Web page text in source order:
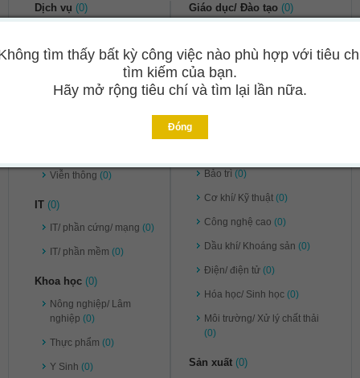
Dịch vụ (0)
Du lịch(0)
Nhà hàng khách sạn (0)
Viễn thông (0)
IT (0)
IT/ phần cứng/ mạng (0)
IT/ phần mềm (0)
Khoa học (0)
Nông nghiệp/ Lâm
nghiệp (0)
Thực phẩm (0)
Y Sinh (0)
Giáo dục/ Đào tạo (0)
Bảo hiểm (0)
Kế toán/ Kiểm toán(0)
Bảo trì (0)
Cơ khí/ Kỹ thuật (0)
Công nghệ cao (0)
Dầu khí/ Khoáng sản (0)
Điện/ điện tử (0)
Hóa học/ Sinh học (0)
Môi trường/ Xử lý chất thải
(0)
Sản xuất (0)
tìm thấy bất kỳ công việc nào phù hợp với tiêu
tìm kiếm của bạn.
Hãy mở rộng tiêu chí và tìm lại lần nữa.
Đóng